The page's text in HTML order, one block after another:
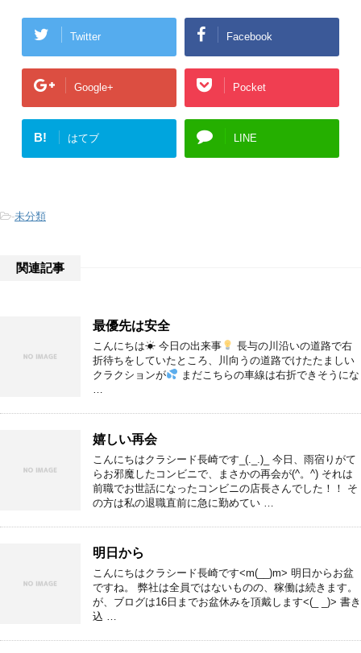
Twitter Facebook
Google+ Pocket
B! はてブ LINE
-未分類
関連記事
最優先は安全
こんにちは☀ 今日の出来事
長与の川沿いの道路で右
折待ちをしていたところ、川向うの道路でけたたましい
クラクションが
まだこちらの車線は右折できそうにな
嬉しい再会
こんにちはクラシード長崎です_(._.)_ 今日、雨宿りがて
らお邪魔したコンビニで、まさかの再会が(^。^) それは
前職でお世話になったコンビニの店長さんでした！！ そ
の方は私の退職直前に急に勤めてい …
明日から
こんにちはクラシード長崎です<m(__)m> 明日からお盆
ですね。 弊社は全員ではないものの、稼働は続きます。
が、ブログは16日までお盆休みを頂戴します<(_ _)> 書き
込 …